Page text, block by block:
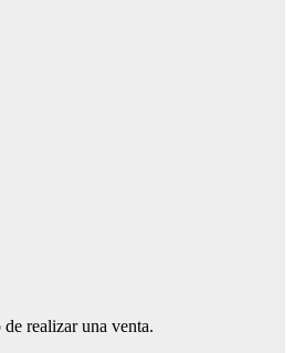
realizar una venta.